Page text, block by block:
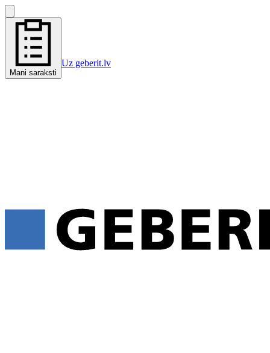
Mani saraksti
Uz geberit.lv